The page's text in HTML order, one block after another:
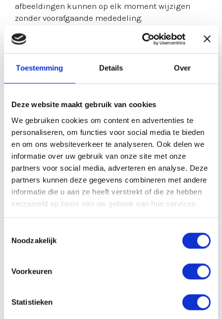
Toestemming Details Over
Deze website maakt gebruik van cookies
We gebruiken cookies om content en advertenties te
personaliseren, om functies voor social media te bieden
en om ons websiteverkeer te analyseren. Ook delen we
informatie over uw gebruik van onze site met onze
partners voor social media, adverteren en analyse. Deze
partners kunnen deze gegevens combineren met andere
informatie die u aan ze heeft verstrekt of die ze hebben
verzameld op basis van uw gebruik van hun services.
Noodzakelijk
Voorkeuren
Statistieken
afbeeldingen kunnen op elk moment wijzigen
zonder voorafgaande mededeling.
In het bijzonder zijn alle prijzen maar ook alle
van type-, schrijf- en programmeerfouten. Voor de
gevolgen van dergelijke fouten wordt geen
komt tot stand op basis van dergelijke fouten. De
inhoud van de website wordt gedeeltelijk langs
geautomatiseerde weg verkregen waar Lokaal
Werkt geen inhoudelijk toezicht en beheer op
heeft.
Lokaal Werkt doet haar uiterste best deze inhoud
zo vaak mogelijk te actualiseren en/of aan te
vullen. Desondanks is het mogelijk dat deze
websites of diensten van derden kan Lokaal Werkt
nimmer aansprakelijkheid aanvaarden.
Alle content op Lokaal Werkt is auteursrechtelijk
beschermd. Niets op deze website mag zonder